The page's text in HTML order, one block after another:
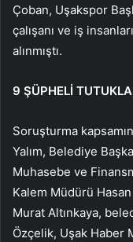
Çoban, Uşakspor
çalışanı ve iş
alınmıştı.
9 ŞÜPHELİ
Soruşturma
Yalım, Belediye
Muhasebe ve
Kalem Müdürü
Murat Altınkaya,
Özçelik, Uşak Haber